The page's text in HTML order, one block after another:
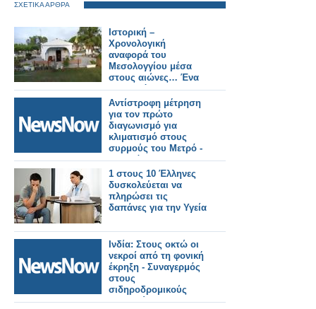
ΣΧΕΤΙΚΑ ΑΡΘΡΑ
Ιστορική –
Χρονολογική
αναφορά του
Μεσολογγίου μέσα
στους αιώνες… Ένα
ευλαβικό
προσκύνημα στους
αθάνατους νεκρούς…
200 χρόνια μετά, 10
Απριλίου 1826 – 10
Απριλίου 2026…
Αντίστροφη μέτρηση
για τον πρώτο
διαγωνισμό για
κλιματισμό στους
συρμούς του Μετρό -
Τι αλλάζει στους
συρμούς
1 στους 10 Έλληνες
δυσκολεύεται να
πληρώσει τις
δαπάνες για την Υγεία
Ινδία: Στους οκτώ οι
νεκροί από τη φονική
έκρηξη - Συναγερμός
στους
σιδηροδρομικούς
σταθμούς